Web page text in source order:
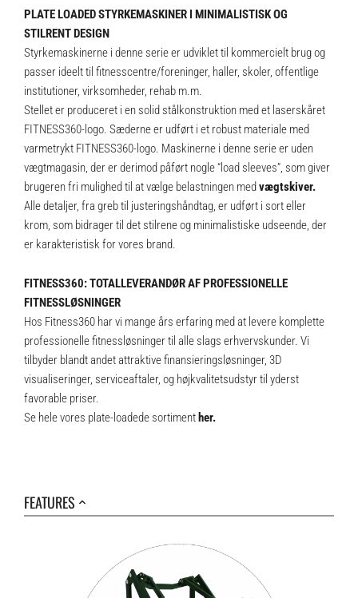
PLATE LOADED STYRKEMASKINER I MINIMALISTISK OG
STILRENT DESIGN
Styrkemaskinerne i denne serie er udviklet til kommercielt brug og
passer ideelt til fitnesscentre/foreninger, haller, skoler, offentlige
institutioner, virksomheder, rehab m.m.
Stellet er produceret i en solid stålkonstruktion med et laserskåret
FITNESS360-logo. Sæderne er udført i et robust materiale med
varmetrykt FITNESS360-logo. Maskinerne i denne serie er uden
vægtmagasin, der er derimod påført nogle “load sleeves”, som giver
brugeren fri mulighed til at vælge belastningen med vægtskiver.
Alle detaljer, fra greb til justeringshåndtag, er udført i sort eller
krom, som bidrager til det stilrene og minimalistiske udseende, der
er karakteristisk for vores brand.
FITNESS360: TOTALLEVERANDØR AF PROFESSIONELLE
FITNESSLØSNINGER
Hos Fitness360 har vi mange års erfaring med at levere komplette
professionelle fitnessløsninger til alle slags erhvervskunder. Vi
tilbyder blandt andet attraktive finansieringsløsninger, 3D
visualiseringer, serviceaftaler, og højkvalitetsudstyr til yderst
favorable priser.
Se hele vores plate-loadede sortiment her.
FEATURES